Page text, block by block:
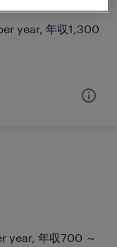
year, 年収1,300
year, 年収700 ～